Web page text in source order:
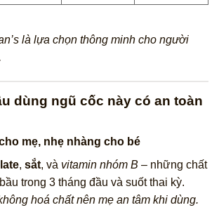
là lựa chọn thông minh cho người
dùng ngũ cốc này có an toàn
mẹ, nhẹ nhàng cho bé
, sắt, và vitamin nhóm B – những chất
trong 3 tháng đầu và suốt thai kỳ.
hoá chất nên mẹ an tâm khi dùng.